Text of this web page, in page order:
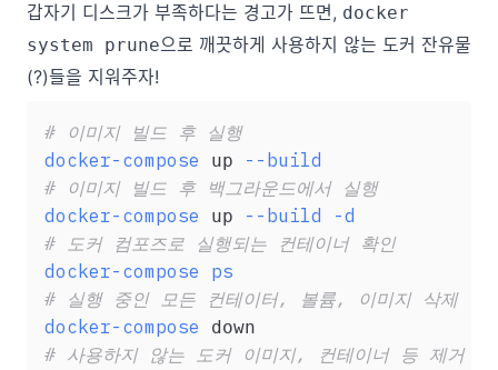
갑자기 디스크가 부족하다는 경고가 뜨면, docker
system prune으로 깨끗하게 사용하지 않는 도커 잔유물
(?)들을 지워주자!
# 이미지 빌드 후 실행
docker-compose
up
--build
# 이미지 빌드 후 백그라운드에서 실행
docker-compose
up --build
-d
# 도커 컴포즈로 실행되는 컨테이너 확인
docker-compose
ps
# 실행 중인 모든 컨테이터, 볼륨, 이미지 삭제
docker-compose
# 사용하지 않는 도커 이미지, 컨테이너 등 제거